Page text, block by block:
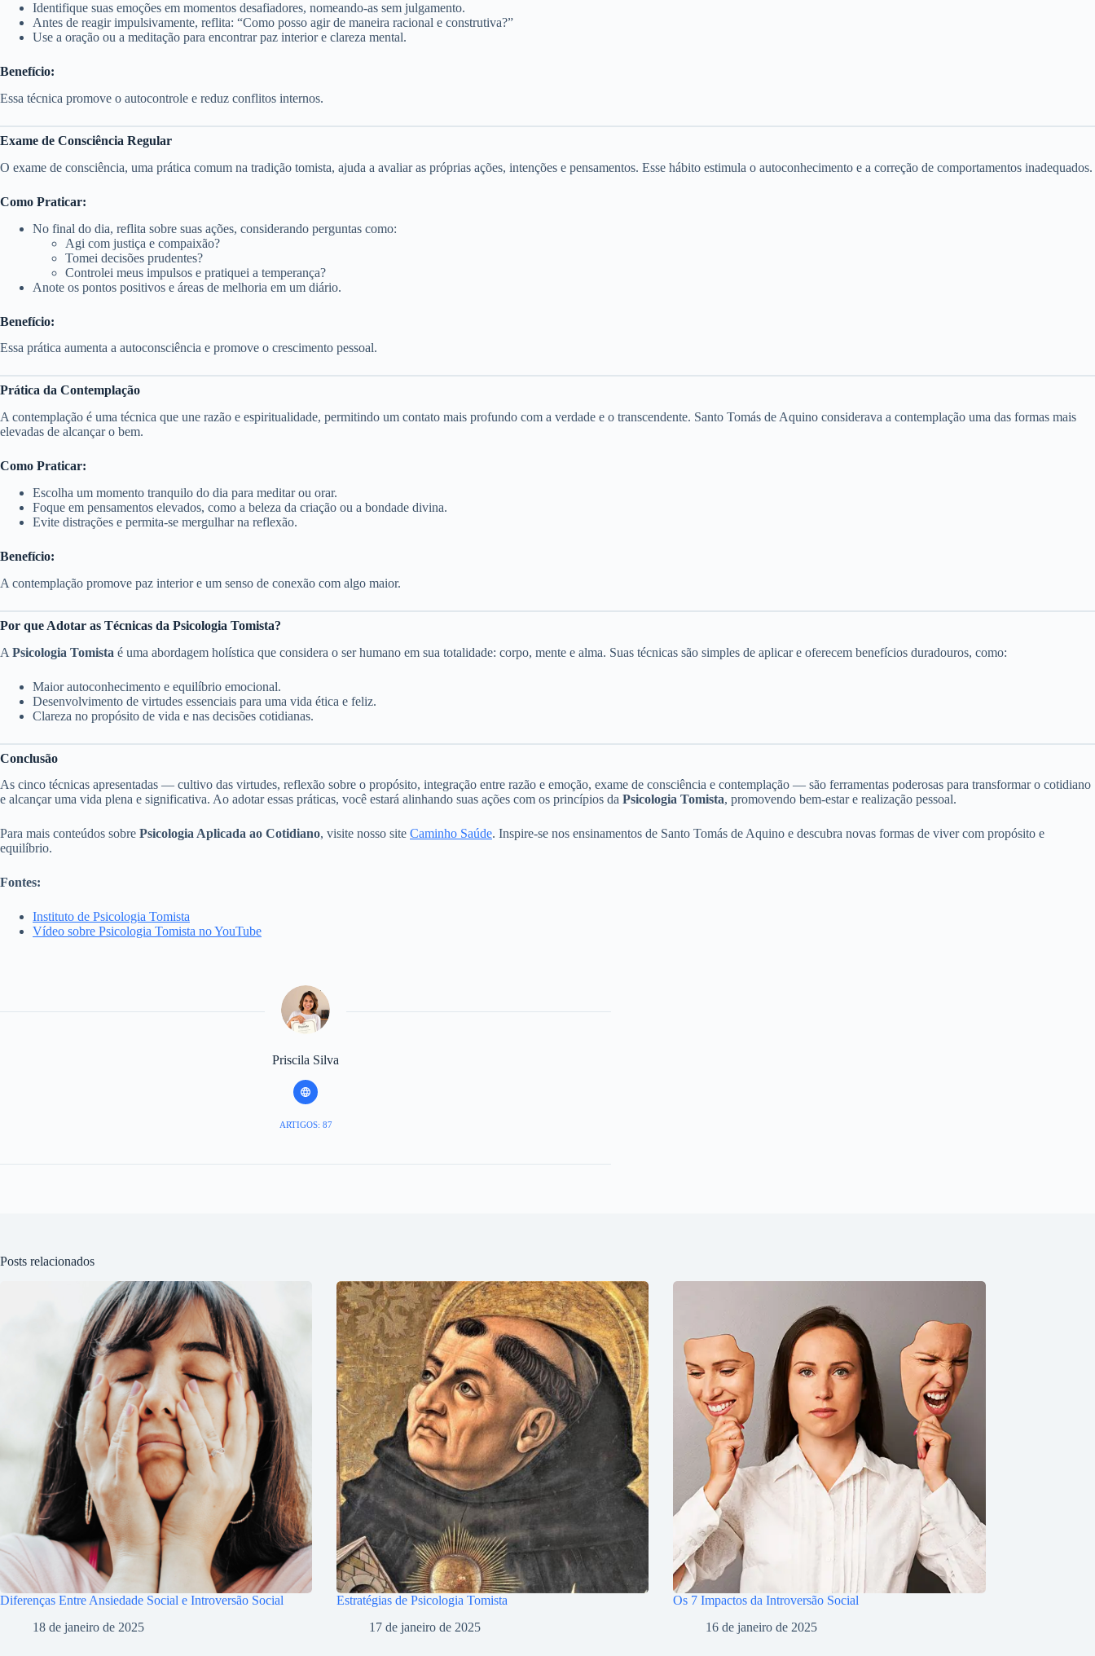
Identifique suas emoções em momentos desafiadores, nomeando-as sem julgamento.
Antes de reagir impulsivamente, reflita: “Como posso agir de maneira racional e construtiva?”
Use a oração ou a meditação para encontrar paz interior e clareza mental.
Benefício:
Essa técnica promove o autocontrole e reduz conflitos internos.
Exame de Consciência Regular
O exame de consciência, uma prática comum na tradição tomista, ajuda a avaliar as próprias ações, intenções e pensamentos. Esse hábito estimula o autoconhecimento e a correção de comportamentos inadequados.
Como Praticar:
No final do dia, reflita sobre suas ações, considerando perguntas como:
Agi com justiça e compaixão?
Tomei decisões prudentes?
Controlei meus impulsos e pratiquei a temperança?
Anote os pontos positivos e áreas de melhoria em um diário.
Benefício:
Essa prática aumenta a autoconsciência e promove o crescimento pessoal.
Prática da Contemplação
A contemplação é uma técnica que une razão e espiritualidade, permitindo um contato mais profundo com a verdade e o transcendente. Santo Tomás de Aquino considerava a contemplação uma das formas mais
elevadas de alcançar o bem.
Como Praticar:
Escolha um momento tranquilo do dia para meditar ou orar.
Foque em pensamentos elevados, como a beleza da criação ou a bondade divina.
Evite distrações e permita-se mergulhar na reflexão.
Benefício:
A contemplação promove paz interior e um senso de conexão com algo maior.
Por que Adotar as Técnicas da Psicologia Tomista?
A Psicologia Tomista é uma abordagem holística que considera o ser humano em sua totalidade: corpo, mente e alma. Suas técnicas são simples de aplicar e oferecem benefícios duradouros, como:
Maior autoconhecimento e equilíbrio emocional.
Desenvolvimento de virtudes essenciais para uma vida ética e feliz.
Clareza no propósito de vida e nas decisões cotidianas.
Conclusão
As cinco técnicas apresentadas — cultivo das virtudes, reflexão sobre o propósito, integração entre razão e emoção, exame de consciência e contemplação — são ferramentas poderosas para transformar o cotidiano
e alcançar uma vida plena e significativa. Ao adotar essas práticas, você estará alinhando suas ações com os princípios da Psicologia Tomista, promovendo bem-estar e realização pessoal.
Para mais conteúdos sobre Psicologia Aplicada ao Cotidiano, visite nosso site Caminho Saúde. Inspire-se nos ensinamentos de Santo Tomás de Aquino e descubra novas formas de viver com propósito e
equilíbrio.
Fontes:
Instituto de Psicologia Tomista
Vídeo sobre Psicologia Tomista no YouTube
Priscila Silva
ARTIGOS: 87
Posts relacionados
Diferenças Entre Ansiedade Social e Introversão Social
18 de janeiro de 2025
Estratégias de Psicologia Tomista
17 de janeiro de 2025
Os 7 Impactos da Introversão Social
16 de janeiro de 2025